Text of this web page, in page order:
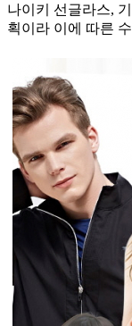
나이키 선글라스,
획이라 이에 따른